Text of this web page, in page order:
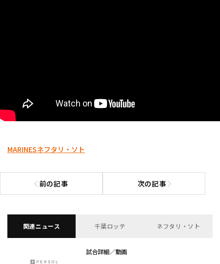
MARINESネフタリ・ソト
前の記事
前の記事へ 次の記事次の記事へ
関連ニュース 千葉ロッテ ネフタリ・ソト
試合詳細／動画